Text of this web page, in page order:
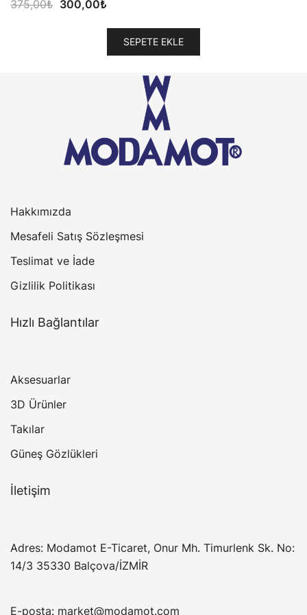
375,00₺ Orijinal
300,00₺
fiyat:
300,00₺.
SEPETE EKLE
Hakkımızda
Mesafeli Satış Sözleşmesi
Teslimat ve İade
Gizlilik Politikası
Hızlı Bağlantılar
Aksesuarlar
3D Ürünler
Takılar
Güneş Gözlükleri
İletişim
Adres: Modamot E-Ticaret, Onur Mh. Timurlenk Sk. No:
14/3 35330 Balçova/İZMİR
E-posta: market@modamot.com